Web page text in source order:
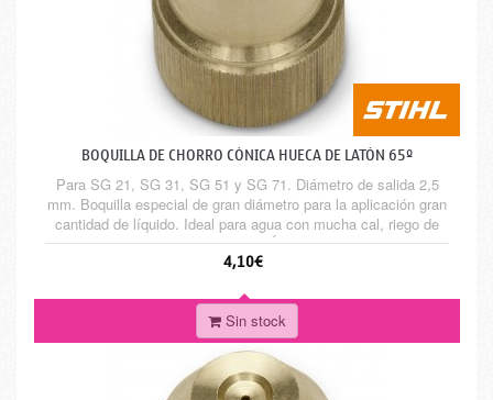
BOQUILLA DE CHORRO CÓNICA HUECA DE LATÓN 65º
Para SG 21, SG 31, SG 51 y SG 71. Diámetro de salida 2,5
mm. Boquilla especial de gran diámetro para la aplicación gran
cantidad de líquido. Ideal para agua con mucha cal, riego de
plantas y lucha contra incendios. Ángulo de pulverización de
65º. Para el montaje en SG 51 y SG 71 se requiere un
4,10€
Sin stock